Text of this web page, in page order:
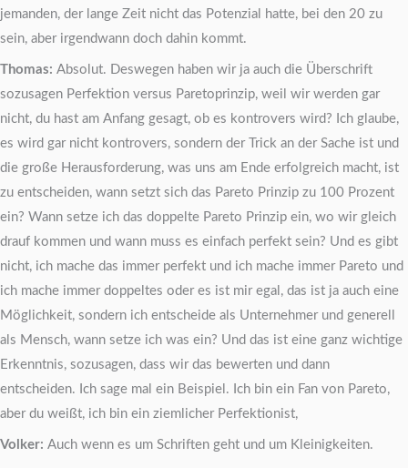
jemanden, der lange Zeit nicht das Potenzial hatte, bei den 20 zu
sein, aber irgendwann doch dahin kommt.
Thomas: Absolut. Deswegen haben wir ja auch die Überschrift
sozusagen Perfektion versus Paretoprinzip, weil wir werden gar
nicht, du hast am Anfang gesagt, ob es kontrovers wird? Ich glaube,
es wird gar nicht kontrovers, sondern der Trick an der Sache ist und
die große Herausforderung, was uns am Ende erfolgreich macht, ist
zu entscheiden, wann setzt sich das Pareto Prinzip zu 100 Prozent
ein? Wann setze ich das doppelte Pareto Prinzip ein, wo wir gleich
drauf kommen und wann muss es einfach perfekt sein? Und es gibt
nicht, ich mache das immer perfekt und ich mache immer Pareto und
ich mache immer doppeltes oder es ist mir egal, das ist ja auch eine
Möglichkeit, sondern ich entscheide als Unternehmer und generell
als Mensch, wann setze ich was ein? Und das ist eine ganz wichtige
Erkenntnis, sozusagen, dass wir das bewerten und dann
entscheiden. Ich sage mal ein Beispiel. Ich bin ein Fan von Pareto,
aber du weißt, ich bin ein ziemlicher Perfektionist,
Volker: Auch wenn es um Schriften geht und um Kleinigkeiten.